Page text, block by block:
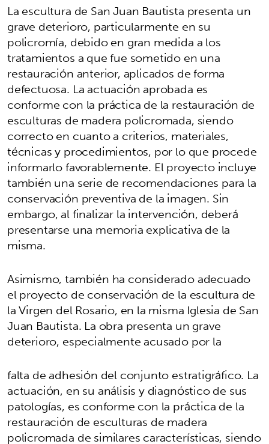
La escultura de San Juan Bautista presenta un
grave deterioro, particularmente en su
policromía, debido en gran medida a los
tratamientos a que fue sometido en una
restauración anterior, aplicados de forma
defectuosa. La actuación aprobada es
conforme con la práctica de la restauración de
esculturas de madera policromada, siendo
correcto en cuanto a criterios, materiales,
técnicas y procedimientos, por lo que procede
informarlo favorablemente. El proyecto incluye
también una serie de recomendaciones para la
conservación preventiva de la imagen. Sin
embargo, al finalizar la intervención, deberá
presentarse una memoria explicativa de la
misma.
Asimismo, también ha considerado adecuado
el proyecto de conservación de la escultura de
la Virgen del Rosario, en la misma Iglesia de San
Juan Bautista. La obra presenta un grave
deterioro, especialmente acusado por la
falta de adhesión del conjunto estratigráfico. La
actuación, en su análisis y diagnóstico de sus
patologías, es conforme con la práctica de la
restauración de esculturas de madera
policromada de similares características, siendo